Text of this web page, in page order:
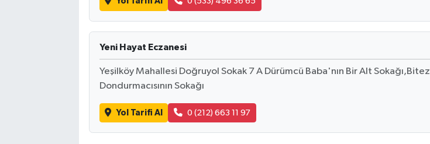
Yeni Hayat Eczanesi
Yeşilköy Mahallesi Doğruyol Sokak 7 A Dürümcü Baba'nın Bir Alt Sokağı,Bitez
Dondurmacısının Sokağı
Yol Tarifi Al 0 (212) 663 11 97